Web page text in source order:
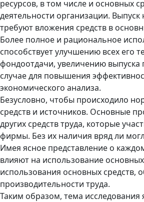
ресурсов, в том числе и основных
деятельности организации.
требуют вложения средств в
Более полное и рациональное
способствует улучшению всех его
фондоотдачи, увеличению
случае для повышения
экономического анализа.
Безусловно, чтобы происходило
средств и источников. Основные
других средств труда, которые
фирмы. Без их наличия вряд ли
Имея ясное представление о
влияют на использование
использования основных средств,
производительности труда.
Таким образом, тема исследования